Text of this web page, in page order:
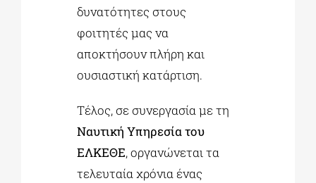
δυνατότητες στους
φοιτητές μας να
αποκτήσουν πλήρη και
ουσιαστική κατάρτιση.
Τέλος, σε συνεργασία με τη
Ναυτική Υπηρεσία του
ΕΛΚΕΘΕ, οργανώνεται τα
τελευταία χρόνια ένας